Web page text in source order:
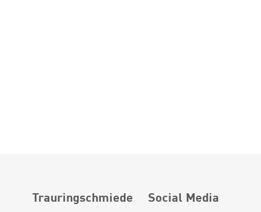
Trauringschmiede Social Media